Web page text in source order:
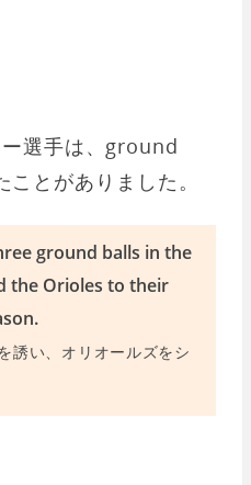
選手は、ground
とがありました。
ground balls in the
the Orioles to their
誘い、オリオールズをシ